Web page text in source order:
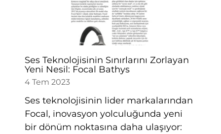
Ses Teknolojisinin Sınırlarını Zorlayan
Yeni Nesil: Focal Bathys
4 Tem 2023
Ses teknolojisinin lider markalarından
Focal, inovasyon yolculuğunda yeni
bir dönüm noktasına daha ulaşıyor: